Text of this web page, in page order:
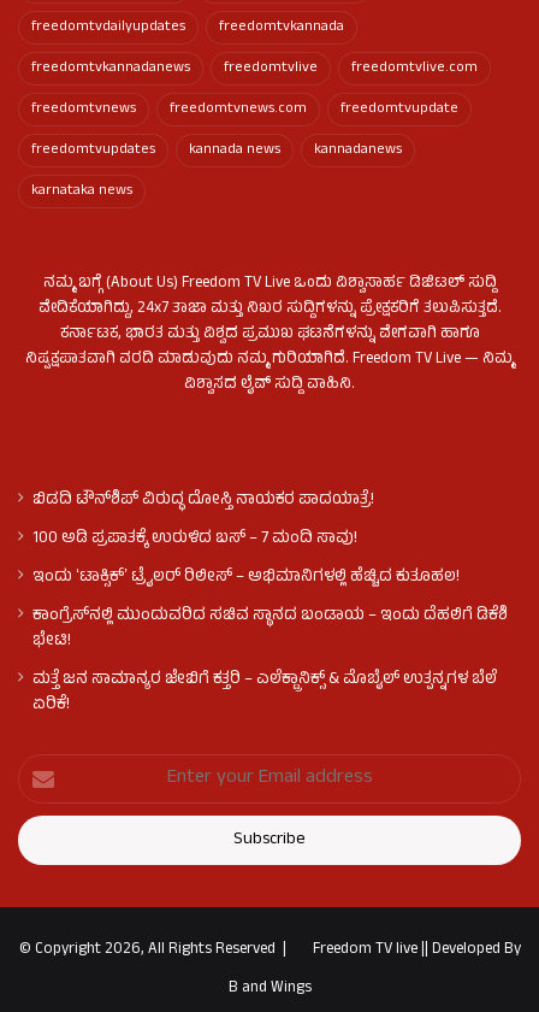
freedomtvdailyupdates
freedomtvkannada
freedomtvkannadanews
freedomtvlive
freedomtvlive.com
freedomtvnews
freedomtvnews.com
freedomtvupdate
freedomtvupdates
kannada news
kannadanews
karnataka news
ನಮ್ಮ ಬಗ್ಗೆ (About Us) Freedom TV Live ಒಂದು ವಿಶ್ವಾಸಾರ್ಹ ಡಿಜಿಟಲ್ ಸುದ್ದಿ
ವೇದಿಕೆಯಾಗಿದ್ದು, 24x7 ತಾಜಾ ಮತ್ತು ನಿಖರ ಸುದ್ದಿಗಳನ್ನು ಪ್ರೇಕ್ಷಕರಿಗೆ ತಲುಪಿಸುತ್ತದೆ.
ಕರ್ನಾಟಕ, ಭಾರತ ಮತ್ತು ವಿಶ್ವದ ಪ್ರಮುಖ ಘಟನೆಗಳನ್ನು ವೇಗವಾಗಿ ಹಾಗೂ
ನಿಷ್ಪಕ್ಷಪಾತವಾಗಿ ವರದಿ ಮಾಡುವುದು ನಮ್ಮ ಗುರಿಯಾಗಿದೆ. Freedom TV Live — ನಿಮ್ಮ
ವಿಶ್ವಾಸದ ಲೈವ್ ಸುದ್ದಿ ವಾಹಿನಿ.
ಬಿಡದಿ ಟೌನ್‌ಶಿಪ್‌ ವಿರುದ್ಧ ದೋಸ್ತಿ ನಾಯಕರ ಪಾದಯಾತ್ರೆ!
100 ಅಡಿ ಪ್ರಪಾತಕ್ಕೆ ಉರುಳಿದ ಬಸ್‌ – 7 ಮಂದಿ ಸಾವು!
ಇಂದು ʻಟಾಕ್ಸಿಕ್ʼ ಟ್ರೈಲರ್ ರಿಲೀಸ್‌ – ಅಭಿಮಾನಿಗಳಲ್ಲಿ ಹೆಚ್ಚಿದ ಕುತೂಹಲ!
ಕಾಂಗ್ರೆಸ್​ನಲ್ಲಿ ಮುಂದುವರಿದ ಸಚಿವ ಸ್ಥಾನದ ಬಂಡಾಯ – ಇಂದು ದೆಹಲಿಗೆ ಡಿಕೆಶಿ
ಭೇಟಿ!
ಮತ್ತೆ ಜನ ಸಾಮಾನ್ಯರ ಜೇಬಿಗೆ ಕತ್ತರಿ – ಎಲೆಕ್ಟ್ರಾನಿಕ್ಸ್ & ಮೊಬೈಲ್ ಉತ್ಪನ್ನಗಳ ಬೆಲೆ
ಏರಿಕೆ!
© Copyright 2026, All Rights Reserved | Freedom TV live||Developed By
B and Wings